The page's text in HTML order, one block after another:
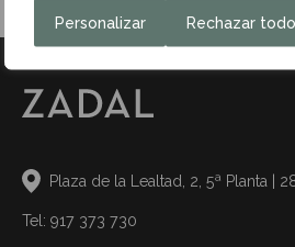
Personalizar Rechazar todo
Plaza de la Lealtad, 2, 5ª Planta |
Tel: 917 373 730